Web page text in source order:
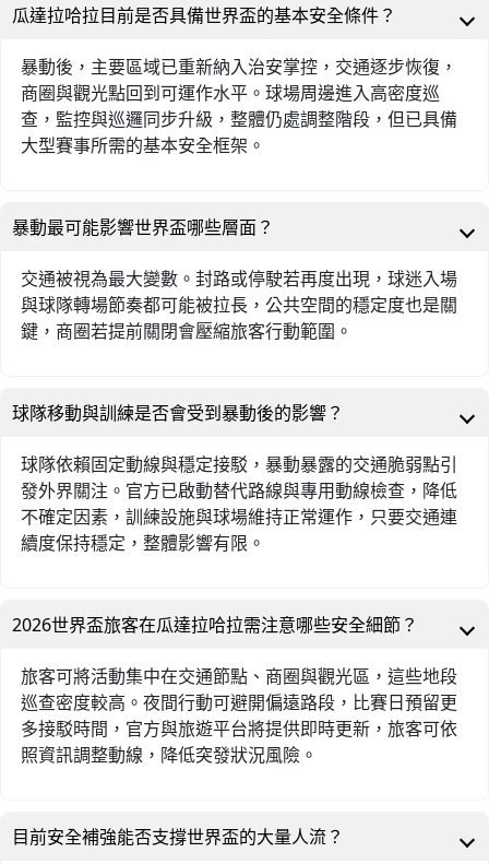
瓜達拉哈拉目前是否具備世界盃的基本安全條件？
暴動後，主要區域已重新納入治安掌控，交通逐步恢復，
商圈與觀光點回到可運作水平。球場周邊進入高密度巡
查，監控與巡邏同步升級，整體仍處調整階段，但已具備
大型賽事所需的基本安全框架。
暴動最可能影響世界盃哪些層面？
交通被視為最大變數。封路或停駛若再度出現，球迷入場
與球隊轉場節奏都可能被拉長，公共空間的穩定度也是關
鍵，商圈若提前關閉會壓縮旅客行動範圍。
球隊移動與訓練是否會受到暴動後的影響？
球隊依賴固定動線與穩定接駁，暴動暴露的交通脆弱點引
發外界關注。官方已啟動替代路線與專用動線檢查，降低
不確定因素，訓練設施與球場維持正常運作，只要交通連
續度保持穩定，整體影響有限。
2026世界盃旅客在瓜達拉哈拉需注意哪些安全細節？
旅客可將活動集中在交通節點、商圈與觀光區，這些地段
巡查密度較高。夜間行動可避開偏遠路段，比賽日預留更
多接駁時間，官方與旅遊平台將提供即時更新，旅客可依
照資訊調整動線，降低突發狀況風險。
目前安全補強能否支撐世界盃的大量人流？